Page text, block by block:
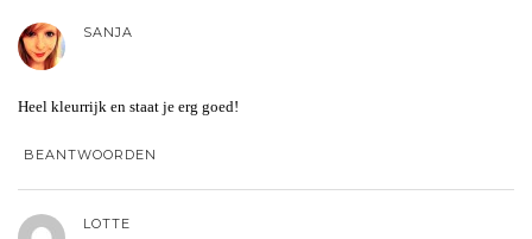
SANJA
Heel kleurrijk en staat je erg goed!
BEANTWOORDEN
LOTTE